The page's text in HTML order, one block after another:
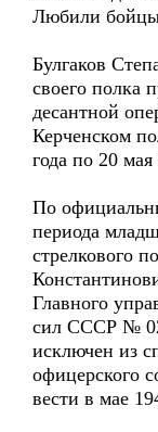
Любили бойцы
Булгаков
своего полка
десантной
Керченском
года по 20 мая
По
периода
стрелкового
Главного
сил СССР №
исключен из
офицерского
вести в мае